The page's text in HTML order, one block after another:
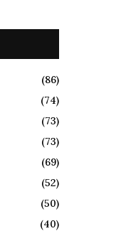
(86)
(74)
(73)
(73)
(69)
(52)
(50)
(40)